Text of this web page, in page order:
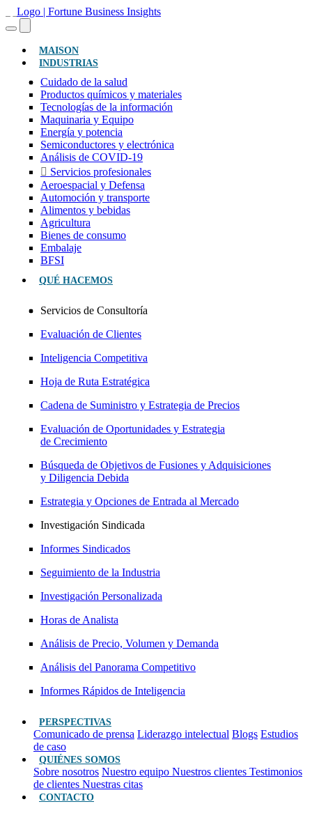
MAISON(ACTUAL)
INDUSTRIAS
Cuidado de la salud
Productos químicos y materiales
Tecnologías de la información
Maquinaria y Equipo
Energía y potencia
Semiconductores y electrónica
Análisis de COVID-19
Servicios profesionales
Aeroespacial y Defensa
Automoción y transporte
Alimentos y bebidas
Agricultura
Bienes de consumo
Embalaje
BFSI
QUÉ HACEMOS
Servicios de Consultoría
Evaluación de Clientes
Inteligencia Competitiva
Hoja de Ruta Estratégica
Cadena de Suministro y Estrategia de Precios
Evaluación de Oportunidades y Estrategia
de Crecimiento
Búsqueda de Objetivos de Fusiones y Adquisiciones
y Diligencia Debida
Estrategia y Opciones de Entrada al Mercado
Investigación Sindicada
Informes Sindicados
Seguimiento de la Industria
Investigación Personalizada
Horas de Analista
Análisis de Precio, Volumen y Demanda
Análisis del Panorama Competitivo
Informes Rápidos de Inteligencia
PERSPECTIVAS
Comunicado de prensa Liderazgo intelectual Blogs Estudios
de caso
QUIÉNES SOMOS
Sobre nosotros Nuestro equipo Nuestros clientes Testimonios
de clientes Nuestras citas
CONTACTO